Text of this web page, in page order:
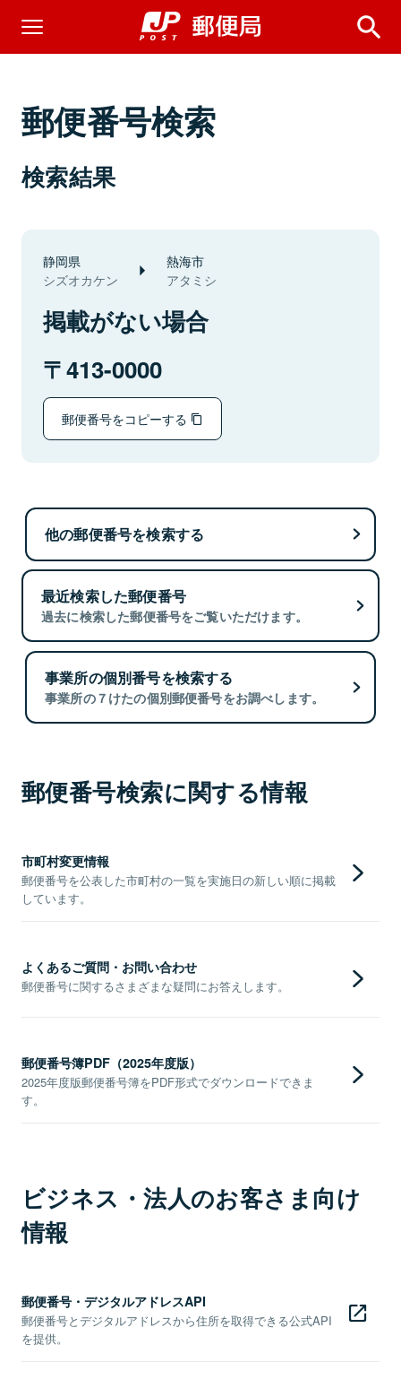
郵便番号検索
検索結果
静岡県
シズオカケン
熱海市
アタミシ
掲載がない場合
413-0000
郵便番号をコピーする
他の郵便番号を検索する
最近検索した郵便番号
過去に検索した郵便番号をご覧いただけます。
事業所の個別番号を検索する
事業所の７けたの個別郵便番号をお調べします。
郵便番号検索に関する情報
市町村変更情報
郵便番号を公表した市町村の一覧を実施日の新しい順に掲載
しています。
よくあるご質問・お問い合わせ
郵便番号に関するさまざまな疑問にお答えします。
郵便番号簿PDF（2025年度版）
2025年度版郵便番号簿をPDF形式でダウンロードできま
す。
ビジネス・法人のお客さま向け
情報
郵便番号・デジタルアドレスAPI
郵便番号とデジタルアドレスから住所を取得できる公式API
を提供。